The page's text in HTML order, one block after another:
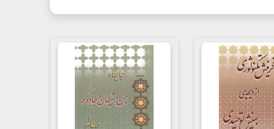
و لا نُقْصانٍ و سَألْتُ اللهَ تعالى أنْ يَجْعَلَني فيهِ و في جَميعِ أحوالي مِن
السُّبّوُحيِّ، وَ النَّفْثِ الرُّوحيِّ فِي الرُّوعِ النَّفْسِيِّ بِالتَّأييدِ
عَنِ الْأغْراضِ النَّفْسيَةِ الَّتي يَدْخُلُهَا التَّلْبيسُ. و أرجُو أن يَكونَ الَّحقُّ-
بِنَبيٍّ و لا رسولٍ و لكنّي وارثٌ و لِآخِرَتي حارثٌ
اين كتاب چنانكه رسول الله(ص) براى من معلوم فرمود بدون
مسلط نيست. و بخصوص مرا در جميع آن چه انگشتانم رقم می‌زند و
بِحَبْلِ الله» به او معتصم شوم تا مترجم باشم نه متحكّم. تا
از أغراض نفسانى كه تلبيس در آن راه پيدا مى‏كند منزه است. و
در اين نوشته نازل نمى‏نمايم مگر آن چه بر من نازل شد و من نبى و